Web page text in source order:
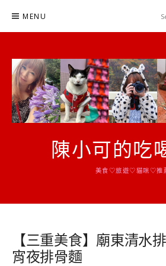
MENU
陳小可的吃
美食♡旅遊♡貓咪♡推
【三重美食】廟東清水
宵夜排骨麵